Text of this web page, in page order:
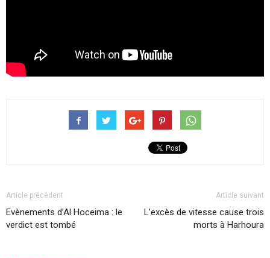
Article précédent
Evènements d’Al Hoceima : le
verdict est tombé
Article suivant
L’excès de vitesse cause trois
morts à Harhoura